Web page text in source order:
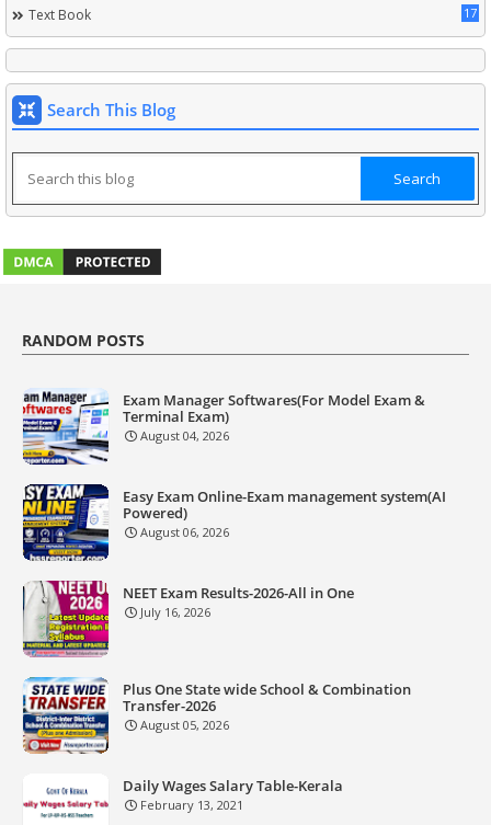
Text Book 17
Search This Blog
RANDOM POSTS
Exam Manager Softwares(For Model Exam &
Terminal Exam)
August 04, 2026
Easy Exam Online-Exam management system(AI
Powered)
August 06, 2026
NEET Exam Results-2026-All in One
July 16, 2026
Plus One State wide School & Combination
Transfer-2026
August 05, 2026
Daily Wages Salary Table-Kerala
February 13, 2021